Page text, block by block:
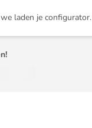
laden je configurator.